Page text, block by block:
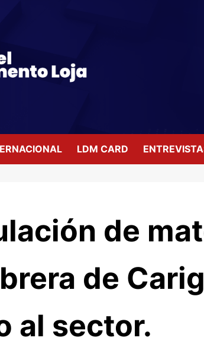
LDM CARD
de
de
al sector.